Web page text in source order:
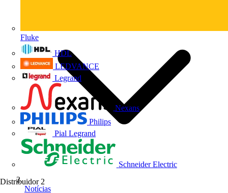
Fluke
HDL
LEDVANCE
Legrand
Nexans
Philips
Pial Legrand
Schneider Electric
Distribuidor 2
Notícias